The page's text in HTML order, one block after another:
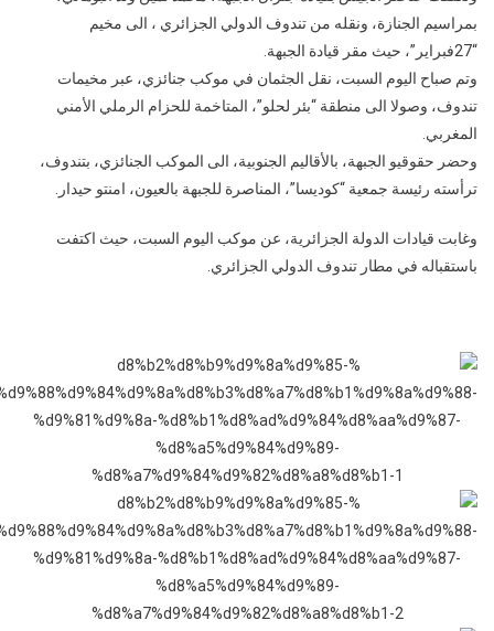
إلى
القبر
بمراسيم الجنازة، ونقله من تندوف الدولي الجزائري ، الى مخيم
“27فبراير”، حيث مقر قيادة الجبهة.
وتم صباح اليوم السبت، نقل الجثمان في موكب جنائزي، عبر مخيمات
تندوف، وصولا الى منطقة “بئر لحلو”، المتاخمة للحزام الرملي الأمني
المغربي.
وحضر حقوقيو الجبهة، بالأقاليم الجنوبية، الى الموكب الجنائزي، بتندوف،
ترأسته رئيسة جمعية “كوديسا”، المناصرة للجبهة بالعيون، امنتو حيدار.
وغابت قيادات الدولة الجزائرية، عن موكب اليوم السبت، حيث اكتفت
باستقباله في مطار تندوف الدولي الجزائري.